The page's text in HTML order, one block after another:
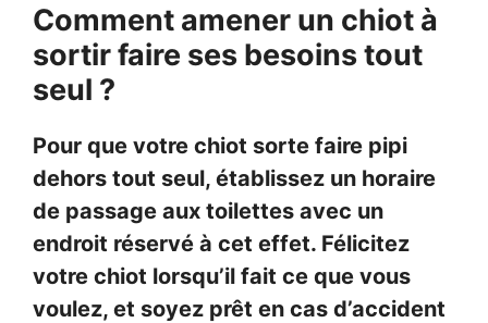
Comment amener un chiot à
sortir faire ses besoins tout
seul ?
Pour que votre chiot sorte faire pipi
dehors tout seul, établissez un horaire
de passage aux toilettes avec un
endroit réservé à cet effet. Félicitez
votre chiot lorsqu’il fait ce que vous
voulez, et soyez prêt en cas d’accident